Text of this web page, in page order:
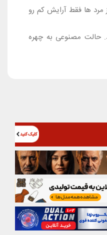
مرد ها فقط آرایش کم رو
حالت مصنوعی به چهره